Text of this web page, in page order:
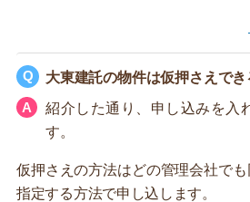
大東建託の物件は仮押さえでき
紹介した通り、申し込みを入
す。
仮押さえの方法はどの管理会社で
指定する方法で申し込します。